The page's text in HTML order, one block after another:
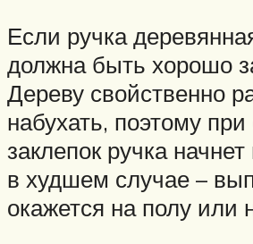
Если ручка
должна быть хорошо
Дереву свойственно
набухать, поэтому при
заклепок ручка
в худшем случае –
окажется на полу или